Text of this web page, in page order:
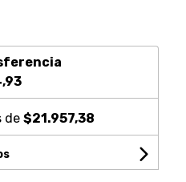
de $21.957,38